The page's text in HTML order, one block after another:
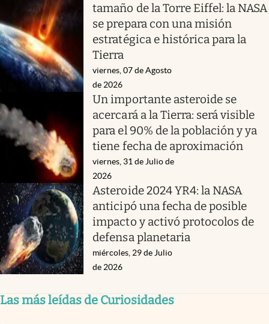
tamaño de la Torre Eiffel: la NASA
se prepara con una misión
estratégica e histórica para la
Tierra
viernes, 07 de Agosto
de 2026
Un importante asteroide se
acercará a la Tierra: será visible
para el 90% de la población y ya
tiene fecha de aproximación
viernes, 31 de Julio de
2026
Asteroide 2024 YR4: la NASA
anticipó una fecha de posible
impacto y activó protocolos de
defensa planetaria
miércoles, 29 de Julio
de 2026
Las más leídas de Curiosidades